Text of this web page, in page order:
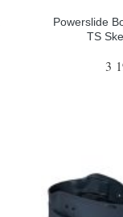
Powerslide
TS
3